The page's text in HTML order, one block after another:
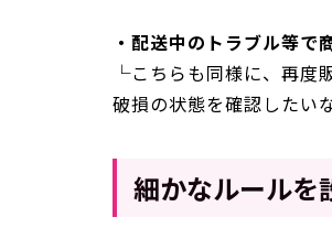
・配送中のトラブル等で
└こちらも同様に、再度
破損の状態を確認したい
細かなルールを